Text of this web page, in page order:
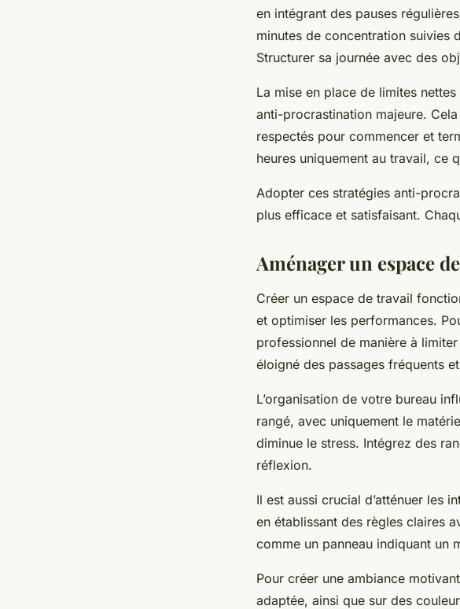
en intégrant des pauses
minutes de concentration suivies
Structurer sa journée avec des
La mise en place de limites
anti-procrastination majeure.
respectés pour commencer et
heures uniquement au travail, ce
Adopter ces stratégies anti-
plus efficace et satisfaisant.
Aménager un espace
Créer un espace de travail
et optimiser les performances.
professionnel de manière à
éloigné des passages fréquents
L’organisation de votre bureau
rangé, avec uniquement le
diminue le stress. Intégrez des
réflexion.
Il est aussi crucial d’atténuer les
en établissant des règles claires
comme un panneau indiquant un
Pour créer une ambiance
adaptée, ainsi que sur des